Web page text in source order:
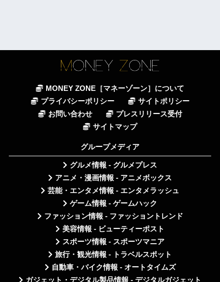
MONEY ZONE［マネーゾーン］について
プライバシーポリシー
サイトポリシー
お問い合わせ
プレスリリース受付
サイトマップ
グループメディア
グルメ情報 - グルメプレス
アニメ・漫画情報 - アニメボックス
芸能・エンタメ情報 - エンタメラッシュ
ゲーム情報 - ゲームハック
ファッション情報 - ファッショントレンド
美容情報 - ビューティーポスト
スポーツ情報 - スポーツマニア
旅行・観光情報 - トラベルスポット
自動車・バイク情報 - オートタイムズ
ガジェット・デジタル製品情報 - デジタルガジェット